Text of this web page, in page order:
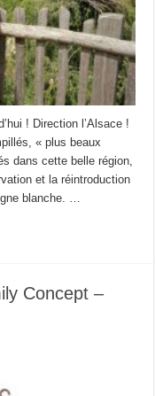
! Direction l’Alsace !
« plus beaux
dans cette belle région,
et la réintroduction
blanche. …
Concept –